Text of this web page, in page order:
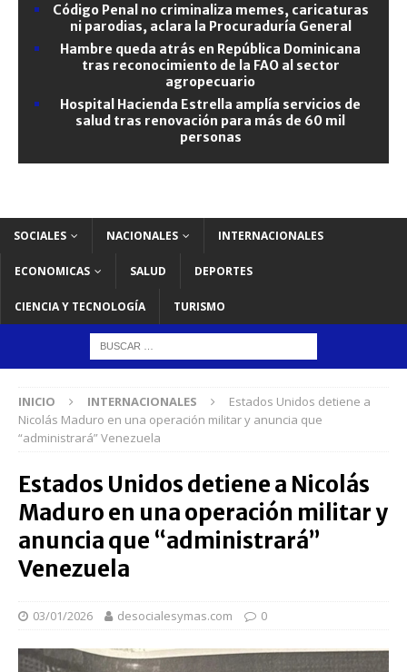
Código Penal no criminaliza memes, caricaturas
ni parodias, aclara la Procuraduría General
Hambre queda atrás en República Dominicana
tras reconocimiento de la FAO al sector
agropecuario
Hospital Hacienda Estrella amplía servicios de
salud tras renovación para más de 60 mil
personas
SOCIALES NACIONALES INTERNACIONALES
ECONOMICAS SALUD DEPORTES
CIENCIA Y TECNOLOGÍA TURISMO
INICIO INTERNACIONALES
Estados Unidos detiene a
Nicolás Maduro en una operación militar y anuncia que
“administrará” Venezuela
Estados Unidos detiene a Nicolás
Maduro en una operación militar y
anuncia que “administrará”
Venezuela
03/01/2026 desocialesymas.com 0